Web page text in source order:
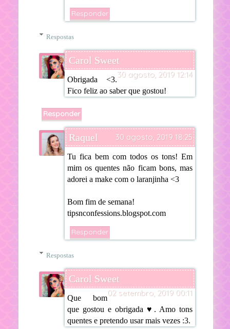
Responder
Respostas
Carol Sweet
30 agosto, 2019 12:14
Obrigada <3.
Fico feliz ao saber que gostou!
Responder
Raquel 30 agosto, 2019 18:25
Tu fica bem com todos os tons! Em
mim os quentes não ficam bons, mas
adorei a make com o laranjinha <3
Bom fim de semana!
tipsnconfessions.blogspot.com
Responder
Respostas
Carol Sweet
02 setembro, 2019 00:11
Que bom
que gostou e obrigada ♥. Amo tons
quentes e pretendo usar mais vezes :3.